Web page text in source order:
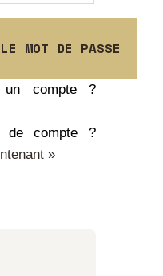
compte ?
de compte ?
»